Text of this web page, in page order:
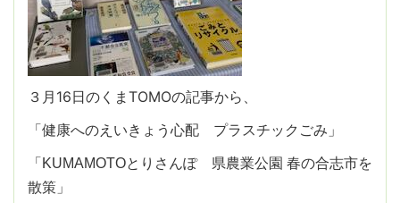
３月16日のくまTOMOの記事から、
「健康へのえいきょう心配 プラスチックごみ」
「KUMAMOTOとりさんぽ 県農業公園 春の合志市を
散策」